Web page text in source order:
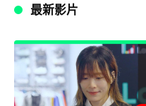
最新影片